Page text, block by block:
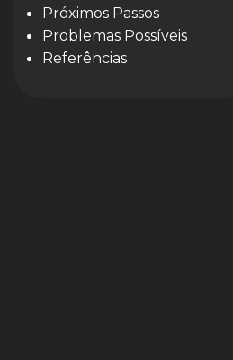
Próximos Passos
Problemas Possíveis
Referências